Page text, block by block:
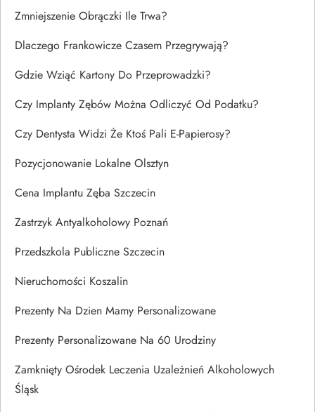
Zmniejszenie Obrączki Ile Trwa?
Dlaczego Frankowicze Czasem Przegrywają?
Gdzie Wziąć Kartony Do Przeprowadzki?
Czy Implanty Zębów Można Odliczyć Od Podatku?
Czy Dentysta Widzi Że Ktoś Pali E-Papierosy?
Pozycjonowanie Lokalne Olsztyn
Cena Implantu Zęba Szczecin
Zastrzyk Antyalkoholowy Poznań
Przedszkola Publiczne Szczecin
Nieruchomości Koszalin
Prezenty Na Dzien Mamy Personalizowane
Prezenty Personalizowane Na 60 Urodziny
Zamknięty Ośrodek Leczenia Uzależnień Alkoholowych
Śląsk